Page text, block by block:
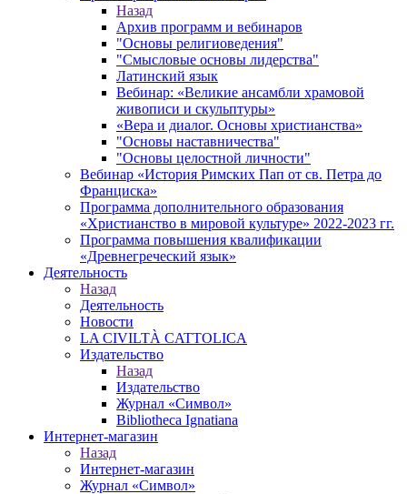
Назад
Архив программ и вебинаров
"Основы религиоведения"
"Смысловые основы лидерства"
Латинский язык
Вебинар: «Великие ансамбли храмовой
живописи и скульптуры»
«Вера и диалог. Основы христианства»
"Основы наставничества"
"Основы целостной личности"
Вебинар «История Римских Пап от св. Петра до
Франциска»
Программа дополнительного образования
«Христианство в мировой культуре» 2022-2023 гг.
Программа повышения квалификации
«Древнегреческий язык»
Деятельность
Назад
Деятельность
Новости
LA CIVILTÀ CATTOLICA
Издательство
Назад
Издательство
Журнал «Символ»
Bibliotheca Ignatiana
Интернет-магазин
Назад
Интернет-магазин
Журнал «Символ»